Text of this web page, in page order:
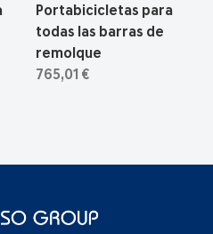
Portabicicletas para
todas las barras de
remolque
765,01 €